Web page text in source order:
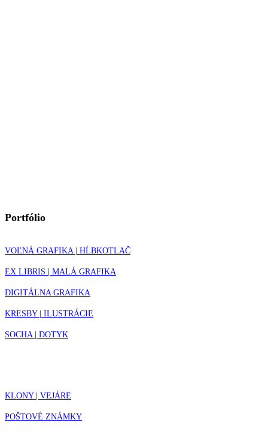
Portfólio
VOĽNÁ GRAFIKA | HĹBKOTLAČ
EX LIBRIS | MALÁ GRAFIKA
DIGITÁLNA GRAFIKA
KRESBY | ILUSTRÁCIE
SOCHA | DOTYK
KLONY | VEJÁRE
POŠTOVÉ ZNÁMKY